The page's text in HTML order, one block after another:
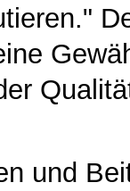
und